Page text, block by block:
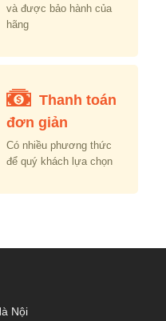
và được bảo hành của
hãng
Thanh toán
đơn giản
Có nhiều phương thức
để quý khách lựa chọn
Nội